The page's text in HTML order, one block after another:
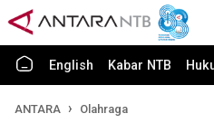
English Kabar NTB
ANTARA Olahraga